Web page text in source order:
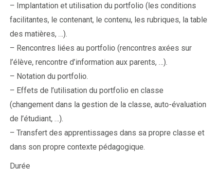
– Implantation et utilisation du portfolio (les conditions
facilitantes, le contenant, le contenu, les rubriques, la table
des matières, …).
– Rencontres liées au portfolio (rencontres axées sur
l’élève, rencontre d’information aux parents, …).
– Notation du portfolio.
– Effets de l’utilisation du portfolio en classe
(changement dans la gestion de la classe, auto-évaluation
de l’étudiant, …).
– Transfert des apprentissages dans sa propre classe et
dans son propre contexte pédagogique.
Durée